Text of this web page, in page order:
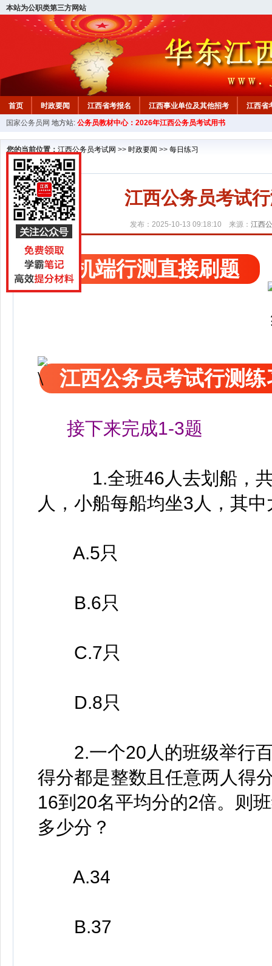
本站为公职类第三方网站
首页 时政要闻 江西省考报名 江西事业单位及其他招考 江西省
教材中心
国家公务员网 地方站: 公务员教材中心：2026年江西公务员考试用书
您的当前位置： 江西公务员考试网 >> 时政要闻 >> 每日练习
江西公务员考试
发布：2025-10-13 09:18:10 来源： 江西
手机端行测直接刷题
江西公务员考试行测练
接下来完成1-3题
1.全班46人去划船，共
人，小船每船均坐3人，其
A.5只
B.6只
C.7只
D.8只
2.一个20人的班级举行百
得分都是整数且任意两人得
16到20名平均分的2倍。则
多少分？
A.34
B.37